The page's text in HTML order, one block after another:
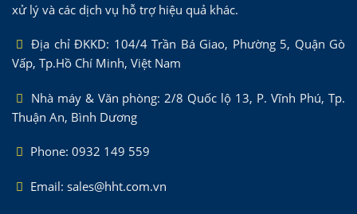
xử lý và các dịch vụ hỗ trợ hiệu quả khác.
Địa chỉ ĐKKD: 104/4 Trần Bá Giao, Phường 5, Quận Gò
Vấp, Tp.Hồ Chí Minh, Việt Nam
Nhà máy & Văn phòng: 2/8 Quốc lộ 13, P. Vĩnh Phú, Tp.
Thuận An, Bình Dương
Phone: 0932 149 559
Email: sales@hht.com.vn